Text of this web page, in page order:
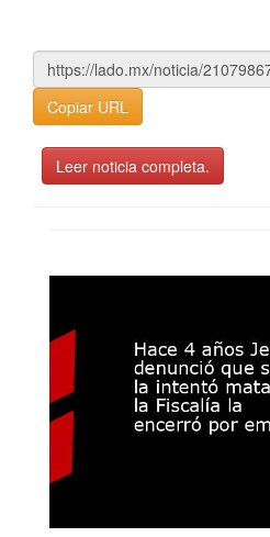
Copiar URL
Leer noticia completa.